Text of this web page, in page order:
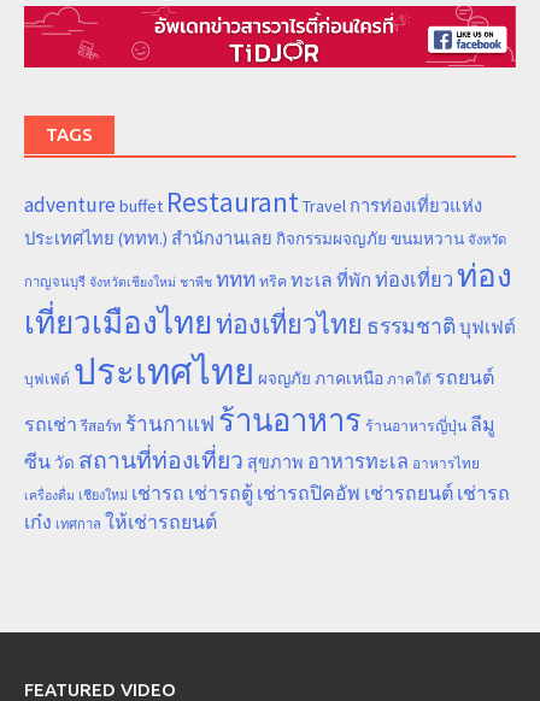
TAGS
adventure buffet RestaurantTravel การท่องเที่ยวแห่ง
ประเทศไทย (ททท.) สำนักงานเลย กิจกรรมผจญภัย ขนมหวาน จังหวัด
กาญจนบุรี จังหวัดเชียงใหม่ ชาพีช ททท ทริค ทะเล ที่พัก ท่องเที่ยวท่อง
เที่ยวเมืองไทยท่องเที่ยวไทย ธรรมชาติ บุฟเฟต์
บุฟเฟ่ต์ ประเทศไทย ผจญภัย ภาคเหนือ ภาคใต้ รถยนต์
รถเช่า รีสอร์ท ร้านกาแฟ ร้านอาหาร ร้านอาหารญี่ปุ่น ลีมู
ซีน วัด สถานที่ท่องเที่ยว สุขภาพ อาหารทะเล อาหารไทย
เครื่องดื่ม เชียงใหม่ เช่ารถ เช่ารถตู้ เช่ารถปิคอัพ เช่ารถยนต์ เช่ารถ
เก๋ง เทศกาล ให้เช่ารถยนต์
FEATURED VIDEO